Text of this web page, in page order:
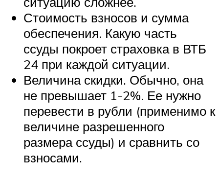
Стоимость взносов и сумма
обеспечения. Какую часть
ссуды покроет страховка в ВТБ
24 при каждой ситуации.
Величина скидки. Обычно, она
не превышает 1-2%. Ее нужно
перевести в рубли (применимо к
величине разрешенного
размера ссуды) и сравнить со
взносами.